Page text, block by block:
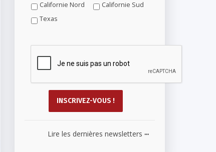
Californie Nord
Californie Sud
Texas
Lire les dernières newsletters ...